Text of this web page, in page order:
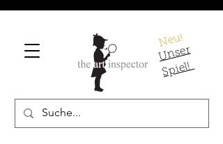
Neu!
U
ns
er
S
pi
el!